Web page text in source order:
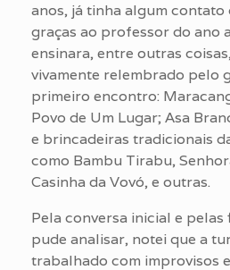
anos, já tinha algum contato
graças ao professor do ano
ensinara, entre outras
vivamente relembrado pelo
primeiro encontro:
Povo de Um Lugar; Asa
e brincadeiras tradicionais
como Bambu Tirabu,
Casinha da Vovó, e outras.
Pela conversa inicial e
pude analisar, notei que a
trabalhado com improvisos